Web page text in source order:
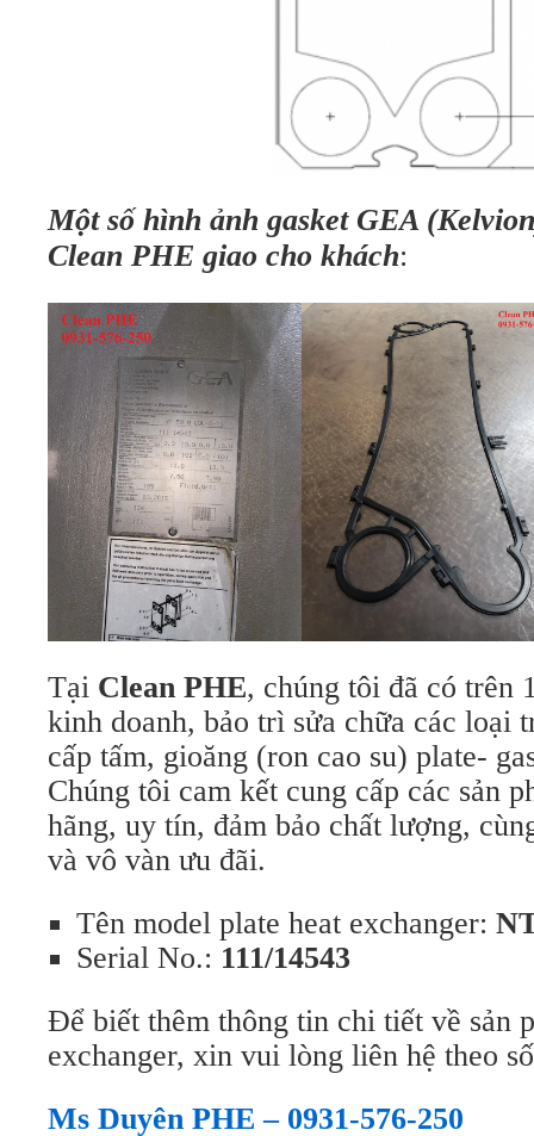
Một số hình ảnh gasket GEA
Clean PHE giao cho khách:
Tại Clean PHE, chúng tôi đã có trên
kinh doanh, bảo trì sửa chữa các loại
cấp tấm, gioăng (ron cao su) plate-
Chúng tôi cam kết cung cấp các sản
hãng, uy tín, đảm bảo chất lượng,
và vô vàn ưu đãi.
Tên model plate heat exchanger:
Serial No.: 111/14543
Để biết thêm thông tin chi tiết về sản
exchanger, xin vui lòng liên hệ theo
Ms Duyên PHE – 0931-576-250